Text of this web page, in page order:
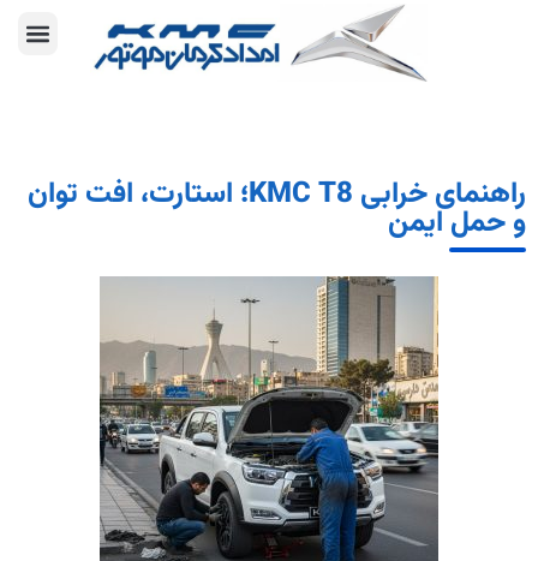
راهنمای خرابی KMC T8؛ استارت، افت توان
و حمل ایمن